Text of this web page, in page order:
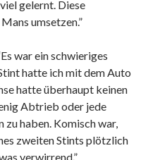
gelernt. Diese
umsetzen.”
war ein schwieriges
hatte ich mit dem Auto
hatte überhaupt keinen
Abtrieb oder jede
haben. Komisch war,
zweiten Stints plötzlich
verwirrend.”